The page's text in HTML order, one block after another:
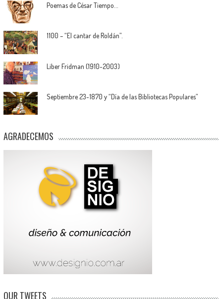
Poemas de César Tiempo…
1100 – “El cantar de Roldán”.
Liber Fridman (1910-2003)
Septiembre 23-1870 y “Día de las Bibliotecas Populares”
AGRADECEMOS
OUR TWEETS